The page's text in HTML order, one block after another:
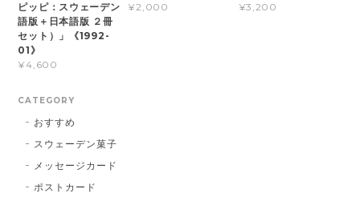
ピッピ：スウェーデン
語版＋日本語版 ２冊
セット）」《1992-
01》
¥4,600
¥2,000
¥3,200
CATEGORY
おすすめ
スウェーデン菓子
メッセージカード
ポストカード